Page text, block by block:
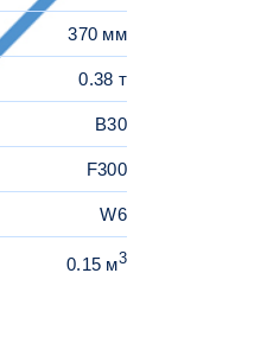
370 мм
0.38 т
B30
F300
W6
0.15 м3